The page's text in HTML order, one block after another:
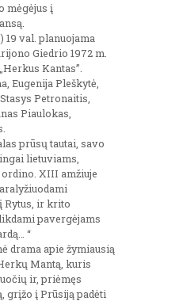
mėgėjus į
19 val. planuojama
Giedrio 1972 m.
Kantas”.
Eugenija Pleškytė,
Petronaitis,
Piaulokas,
prūsų tautai, savo
lietuviams,
XIII amžiuje
Rytus, ir krito
pavergėjams
“
drama apie žymiausią
Mantą, kuris
ir, priėmęs
grįžo į Prūsiją padėti